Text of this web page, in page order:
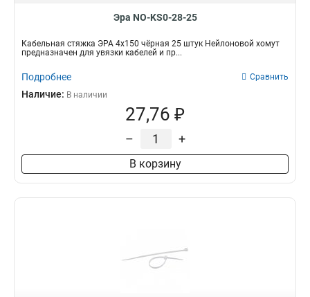
Эра NO-KS0-28-25
Кабельная стяжка ЭРА 4х150 чёрная 25 штук Нейлоновой хомут
предназначен для увязки кабелей и пр...
Подробнее Сравнить
Наличие: В наличии
27,76 ₽
– +
В корзину